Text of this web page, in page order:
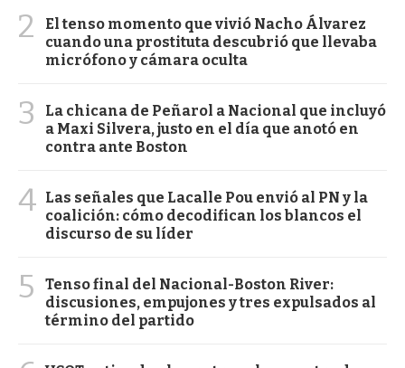
2
El tenso momento que vivió Nacho Álvarez
cuando una prostituta descubrió que llevaba
micrófono y cámara oculta
3
La chicana de Peñarol a Nacional que incluyó
a Maxi Silvera, justo en el día que anotó en
contra ante Boston
4 Las señales que Lacalle Pou envió al PN y la
coalición: cómo decodifican los blancos el
discurso de su líder
5
Tenso final del Nacional-Boston River:
discusiones, empujones y tres expulsados al
término del partido